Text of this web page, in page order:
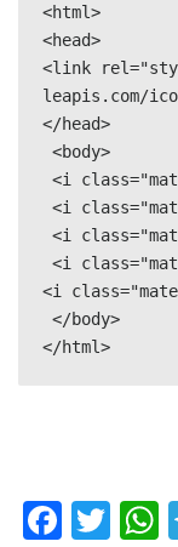
<html>
<head>
<link
leapis.com/
</head>
<i
</html>